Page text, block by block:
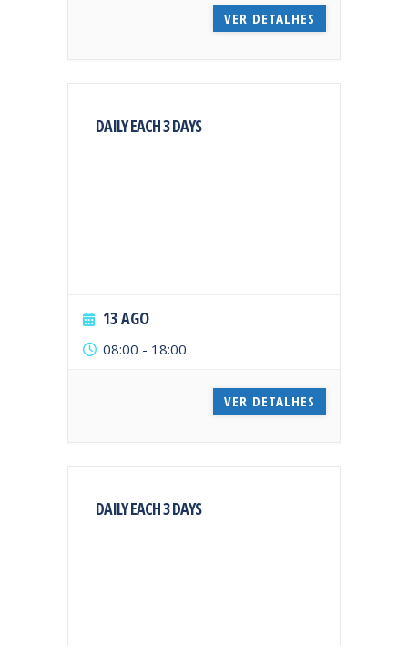
VER DETALHES
DAILY EACH 3 DAYS
13 AGO
08:00 - 18:00
VER DETALHES
DAILY EACH 3 DAYS